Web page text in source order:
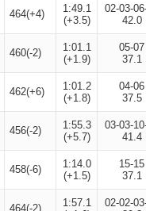
464(+4)
1:49.1
(+3.5)
02-03-
42.0
460(-2)
1:01.1
(+1.9)
05-07
37.1
462(+6)
1:01.2
(+1.8)
04-06
37.5
456(-2)
1:55.3
(+5.7)
03-03-
41.4
458(-6)
1:14.0
(+1.5)
15-15
37.1
464(-2)
1:57.1
02-02-